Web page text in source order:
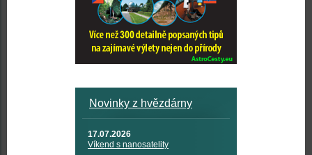
Novinky z hvězdárny
17.07.2026
Víkend s nanosatelity